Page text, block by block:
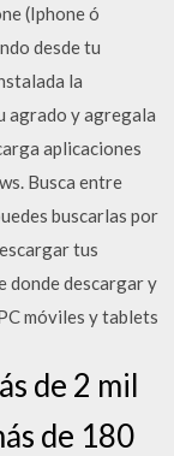
(Iphone ó
desde tu
la
agrado y agregala
aplicaciones
Busca entre
buscarlas por
tus
donde descargar y
móviles y tablets
de 2 mil
de 180